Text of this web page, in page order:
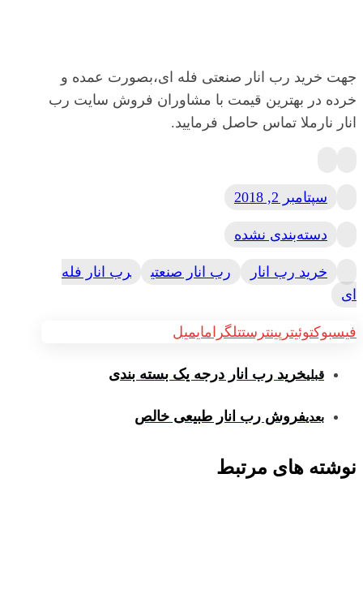
جهت خرید رب انار صنعتی فله ای،بصورت عمده و
خرده در بهترین قیمت با مشاوران فروش سایت رب
انار نارملا تماس حاصل فرمایید.
سپتامبر 2, 2018
دسته‌بندی نشده
خرید رب انار رب انار صنعتی
رب انار فله
ای
فیسبوکتوئیتر پینترستتلگرامایمیل
قبلیخرید رب انار درجه یک بسته بندی
بعدیفروش رب انار طبیعی خالص
نوشته های مرتبط